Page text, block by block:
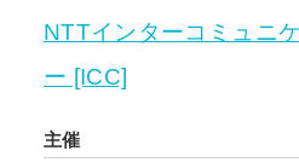
NTTインターコミュニ
ー [ICC]
主催